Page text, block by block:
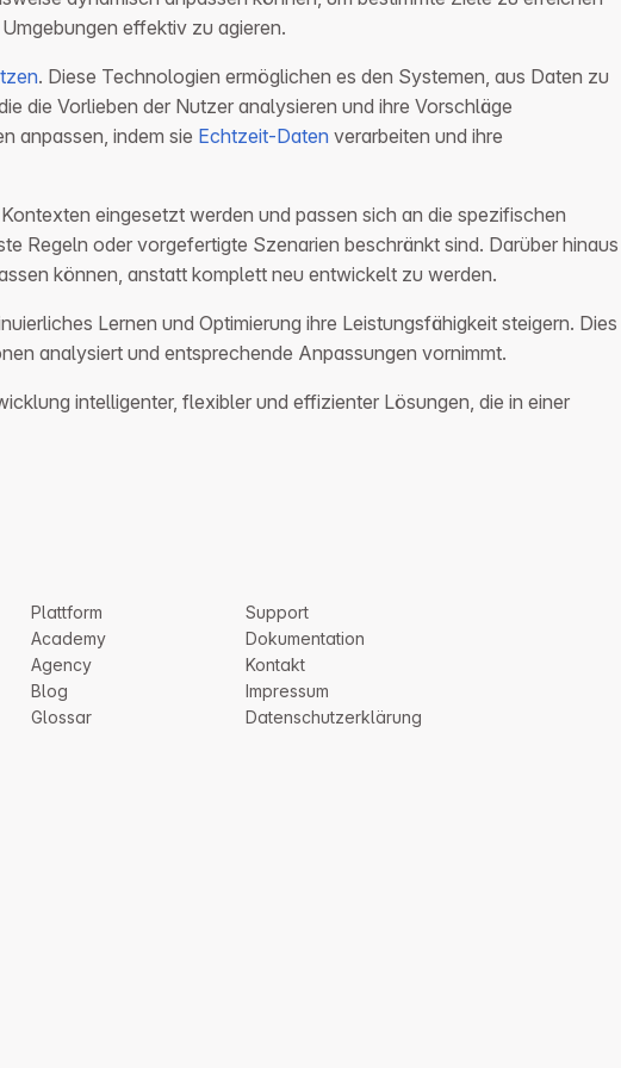
effektiv zu agieren.
. Diese Technologien ermöglichen es den Systemen, aus Daten zu
die die Vorlieben der Nutzer analysieren und ihre Vorschläge
anpassen, indem sie Echtzeit-Daten verarbeiten und ihre
eingesetzt werden und passen sich an die spezifischen
Regeln oder vorgefertigte Szenarien beschränkt sind. Darüber hinaus
können, anstatt komplett neu entwickelt zu werden.
Lernen und Optimierung ihre Leistungsfähigkeit steigern. Dies
analysiert und entsprechende Anpassungen vornimmt.
intelligenter, flexibler und effizienter Lösungen, die in einer
Plattform
Academy
Agency
Blog
Glossar
Support
Dokumentation
Kontakt
Impressum
Datenschutzerklärung